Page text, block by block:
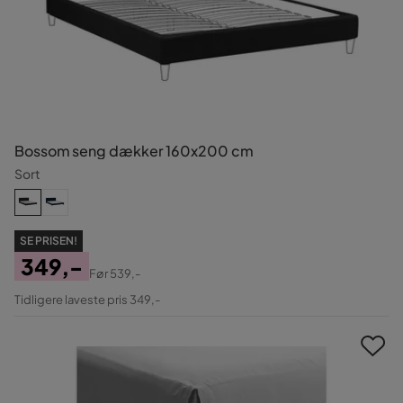
Bossom seng dækker 160x200 cm
Sort
SE PRISEN!
Pris
349,-
Original
Før539,-
Tidligere laveste pris 349,-